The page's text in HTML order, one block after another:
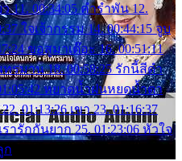
11. 00:34:05 คำรำพัน 12.
ใจเจ้ากรรม 14. 00:44:15 จูบ
ขอสูมาเต๊อะ 16. 00:51:11
รมาน 18. 00:58:25 รักนี้สีดำ
หยาดน้ำฝนหยดน้ำตา
01:13:26 เขา 23. 01:16:37
ารักกันยาก 25. 01:23:06 หัวใจ
ก